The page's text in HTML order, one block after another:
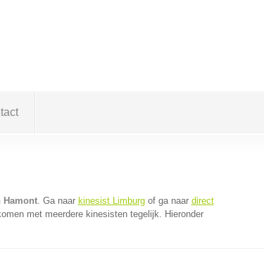
Hamont. Ga naar kinesist Limburgof ga naar direct
met meerdere kinesisten tegelijk. Hieronder